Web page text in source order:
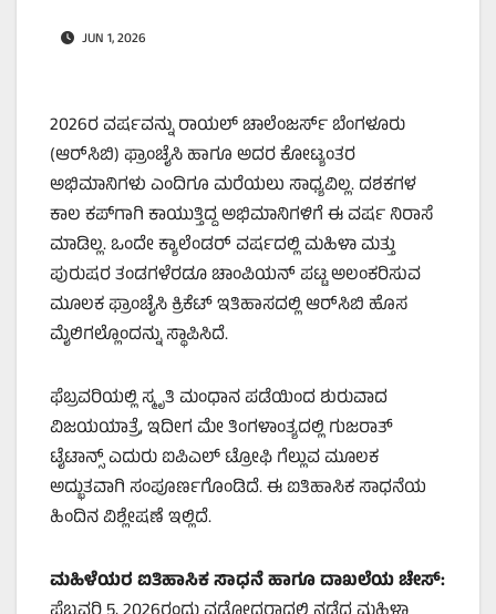
JUN 1, 2026
2026ರ ವರ್ಷವನ್ನು ರಾಯಲ್ ಚಾಲೆಂಜರ್ಸ್ ಬೆಂಗಳೂರು
(ಆರ್‌ಸಿಬಿ) ಫ್ರಾಂಚೈಸಿ ಹಾಗೂ ಅದರ ಕೋಟ್ಯಂತರ
ಅಭಿಮಾನಿಗಳು ಎಂದಿಗೂ ಮರೆಯಲು ಸಾಧ್ಯವಿಲ್ಲ. ದಶಕಗಳ
ಕಾಲ ಕಪ್‌ಗಾಗಿ ಕಾಯುತ್ತಿದ್ದ ಅಭಿಮಾನಿಗಳಿಗೆ ಈ ವರ್ಷ ನಿರಾಸೆ
ಮಾಡಿಲ್ಲ. ಒಂದೇ ಕ್ಯಾಲೆಂಡರ್ ವರ್ಷದಲ್ಲಿ ಮಹಿಳಾ ಮತ್ತು
ಪುರುಷರ ತಂಡಗಳೆರಡೂ ಚಾಂಪಿಯನ್ ಪಟ್ಟ ಅಲಂಕರಿಸುವ
ಮೂಲಕ ಫ್ರಾಂಚೈಸಿ ಕ್ರಿಕೆಟ್ ಇತಿಹಾಸದಲ್ಲಿ ಆರ್‌ಸಿಬಿ ಹೊಸ
ಮೈಲಿಗಲ್ಲೊಂದನ್ನು ಸ್ಥಾಪಿಸಿದೆ.
ಫೆಬ್ರವರಿಯಲ್ಲಿ ಸ್ಮೃತಿ ಮಂಧಾನ ಪಡೆಯಿಂದ ಶುರುವಾದ
ವಿಜಯಯಾತ್ರೆ, ಇದೀಗ ಮೇ ತಿಂಗಳಾಂತ್ಯದಲ್ಲಿ ಗುಜರಾತ್
ಟೈಟಾನ್ಸ್ ಎದುರು ಐಪಿಎಲ್ ಟ್ರೋಫಿ ಗೆಲ್ಲುವ ಮೂಲಕ
ಅದ್ಭುತವಾಗಿ ಸಂಪೂರ್ಣಗೊಂಡಿದೆ. ಈ ಐತಿಹಾಸಿಕ ಸಾಧನೆಯ
ಹಿಂದಿನ ವಿಶ್ಲೇಷಣೆ ಇಲ್ಲಿದೆ.
ಮಹಿಳೆಯರ ಐತಿಹಾಸಿಕ ಸಾಧನೆ ಹಾಗೂ ದಾಖಲೆಯ ಚೇಸ್: